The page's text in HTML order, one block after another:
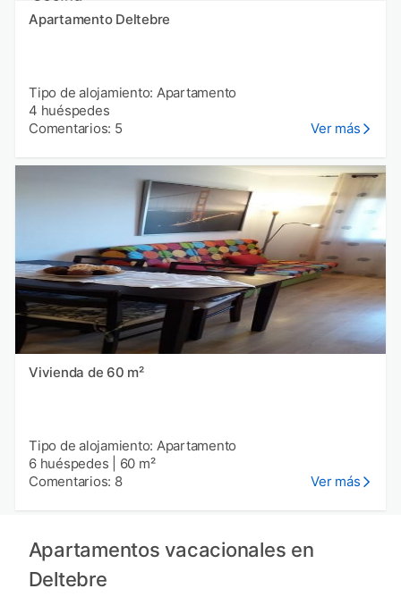
Apartamento Deltebre
Tipo de alojamiento: Apartamento
4 huéspedes
Comentarios: 5
Ver más
Vivienda de 60 m²
Tipo de alojamiento: Apartamento
6 huéspedes
60 m²
Comentarios: 8
Ver más
Apartamentos vacacionales en
Deltebre